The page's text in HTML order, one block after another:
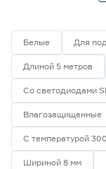
Белые Для
Длиной 5 метров
Со светодиодами
Влагозащищенные
С температурой
Шириной 8 мм